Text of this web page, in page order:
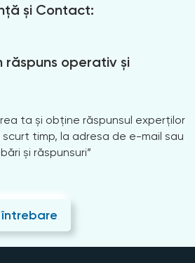
și Contact:
răspuns operativ și
ta și obține răspunsul experților
scurt timp, la adresa de e-mail sau
și răspunsuri”